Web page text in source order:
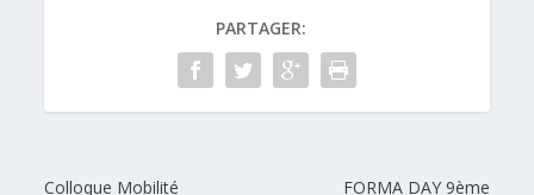
PARTAGER:
Colloque Mobilité
FORMA DAY 9ème